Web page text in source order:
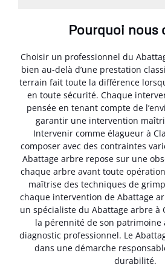
Pourquoi nous
Choisir un professionnel du
bien au-delà d’une prestation
terrain fait toute la différence
en toute sécurité. Chaque
pensée en tenant compte de
garantir une intervention
Intervenir comme élagueur à
composer avec des contraintes
Abattage arbre repose sur une
chaque arbre avant toute
maîtrise des techniques de
chaque intervention de Abattage
un spécialiste du Abattage arbre à
la pérennité de son patrimoine
diagnostic professionnel. Le
dans une démarche
durabilité.